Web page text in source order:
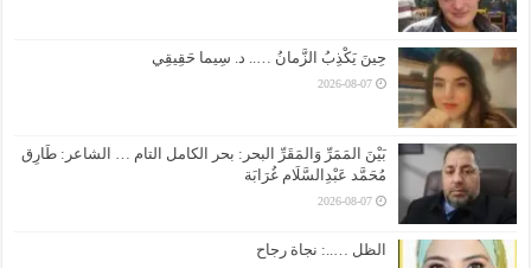
حِينَ يَكْذِبُ الزَّمانُ ….. د. سِيما حَقِيقِي
2026-08-07
بَيْنَ المَمَرِّ وَالمَقَرِّ البحر: بحر الكامل التام … الشاعر: طَارِق
مُحَمَّد عَبْدِالسَّلَام غُرَابَة
2026-08-07
الظل …..: نجاة رجاح